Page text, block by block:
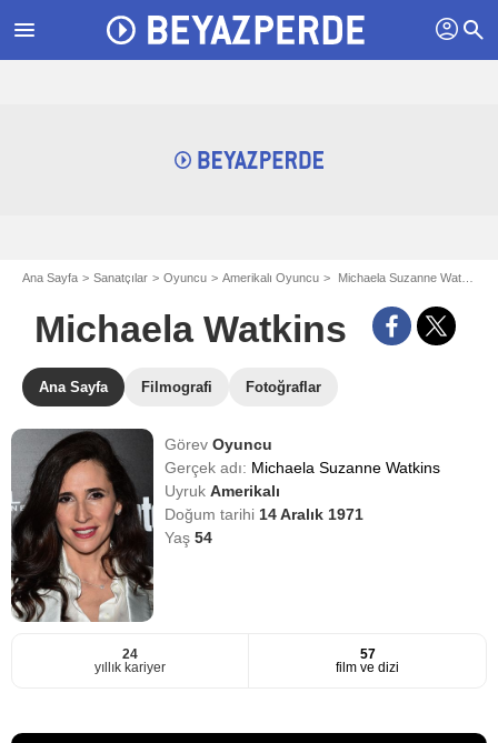
menu profil search
Ana Sayfa Sanatçılar Oyuncu Amerikalı Oyuncu Michaela Suzanne Watkins - aka Michaela Watkins
Michaela Watkins
Ana Sayfa Filmografi Fotoğraflar
GörevOyuncu
Gerçek adı: Michaela Suzanne Watkins
UyrukAmerikalı
Doğum tarihi 14 Aralık 1971
Yaş54
24
yıllık kariyer
57
film ve dizi